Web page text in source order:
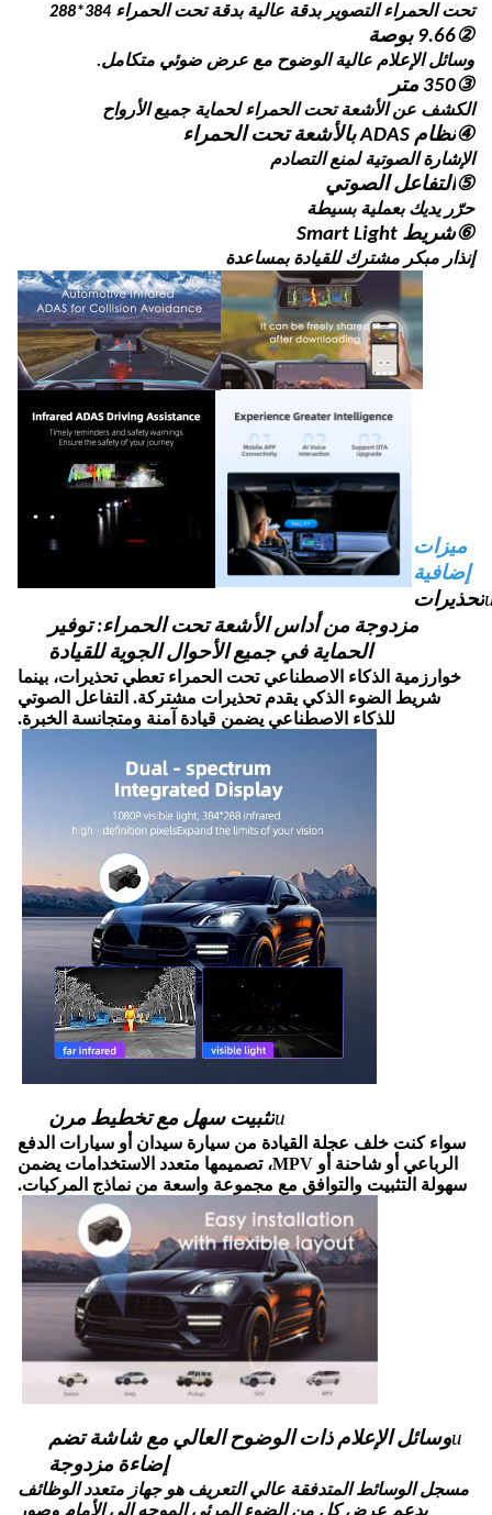
تحت الحمراء التصوير بدقة عالية بدقة تحت الحمراء 384*288
②9.66 بوصة
وسائل الإعلام عالية الوضوح مع عرض ضوئي متكامل.
③350 متر
الكشف عن الأشعة تحت الحمراء لحماية جميع الأرواح
④نظام ADAS بالأشعة تحت الحمراء
الإشارة الصوتية لمنع التصادم
⑤التفاعل الصوتي
حرّر يديك بعملية بسيطة
⑥شريط Smart Light
إنذار مبكر مشترك للقيادة بمساعدة
ميزات
إضافية
تحذيرات
مزدوجة من أداس الأشعة تحت الحمراء: توفير
الحماية في جميع الأحوال الجوية للقيادة
خوارزمية الذكاء الاصطناعي تحت الحمراء تعطي تحذيرات، بينما
شريط الضوء الذكي يقدم تحذيرات مشتركة. التفاعل الصوتي
للذكاء الاصطناعي يضمن قيادة آمنة ومتجانسة الخبرة.
uتثبيت سهل مع تخطيط مرن
سواء كنت خلف عجلة القيادة من سيارة سيدان أو سيارات الدفع
الرباعي أو شاحنة أو MPV، تصميمها متعدد الاستخدامات يضمن
سهولة التثبيت والتوافق مع مجموعة واسعة من نماذج المركبات.
uوسائل الإعلام ذات الوضوح العالي مع شاشة تضم
إضاءة مزدوجة
مسجل الوسائط المتدفقة عالي التعريف هو جهاز متعدد الوظائف
يدعم عرض كل من الضوء المرئي الموجه إلى الأمام وصور